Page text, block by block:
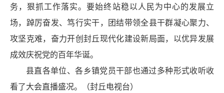
务，狠抓工作落实。要始终站稳以人民为中心的发展立
场，踔厉奋发、笃行实干，团结带领全县干群凝心聚力、
攻坚克难，奋力开创封丘现代化建设新局面，以优异发展
成效庆祝党的百年华诞。
县直各单位、各乡镇党员干部也通过多种形式收听收
看了大会直播盛况。（封丘电视台）